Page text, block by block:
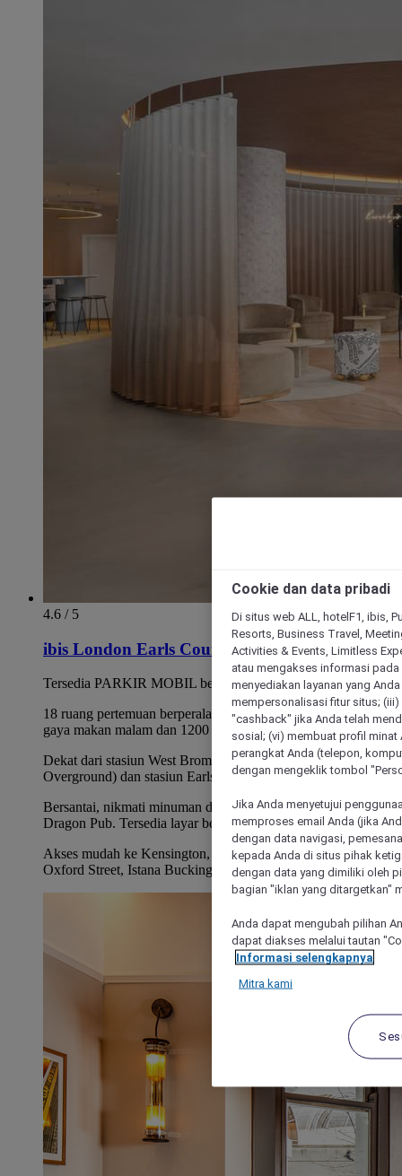
4.6 / 5
ibis London Earls Court
Tersedia PARKIR MOBIL berbayar
18 ruang pertemuan berperalatan lengkap untuk 800 tamu
gaya makan malam dan 1200 gaya teater
Dekat dari stasiun West Brompton (District Line &
Overground) dan stasiun Earls Court.
Bersantai, nikmati minuman dan makanan lezat di George &
Dragon Pub. Tersedia layar besar.
Akses mudah ke Kensington, Chelsea, Harrods, West End,
Oxford Street, Istana Buckingham
Cookie dan data pribadi
Di situs web ALL, hotelF1, ibis,
Resorts, Business Travel,
Activities & Events, Limitless
atau mengakses informasi
menyediakan layanan yang
mempersonalisasi fitur situs;
"cashback" jika Anda telah
sosial; (vi) membuat profil
perangkat Anda (telepon,
dengan mengeklik tombol
Jika Anda menyetujui
memproses email Anda (jika
dengan data navigasi,
kepada Anda di situs pihak
dengan data yang dimiliki oleh
bagian "iklan yang ditargetkan"
Anda dapat mengubah pilihan
dapat diakses melalui tautan
Informasi selengkapnya
Mitra kami